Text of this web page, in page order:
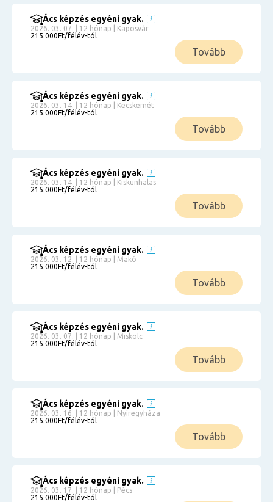
Ács képzés egyéni gyak.
2026. 03. 07. | 12 hónap | Kaposvár
215.000Ft/félév-tól
Tovább
Ács képzés egyéni gyak.
2026. 03. 14. | 12 hónap | Kecskemét
215.000Ft/félév-tól
Tovább
Ács képzés egyéni gyak.
2026. 03. 14. | 12 hónap | Kiskunhalas
215.000Ft/félév-tól
Tovább
Ács képzés egyéni gyak.
2026. 03. 12. | 12 hónap | Makó
215.000Ft/félév-tól
Tovább
Ács képzés egyéni gyak.
2026. 03. 07. | 12 hónap | Miskolc
215.000Ft/félév-tól
Tovább
Ács képzés egyéni gyak.
2026. 03. 16. | 12 hónap | Nyíregyháza
215.000Ft/félév-tól
Tovább
Ács képzés egyéni gyak.
2026. 03. 17. | 12 hónap | Pécs
215.000Ft/félév-tól